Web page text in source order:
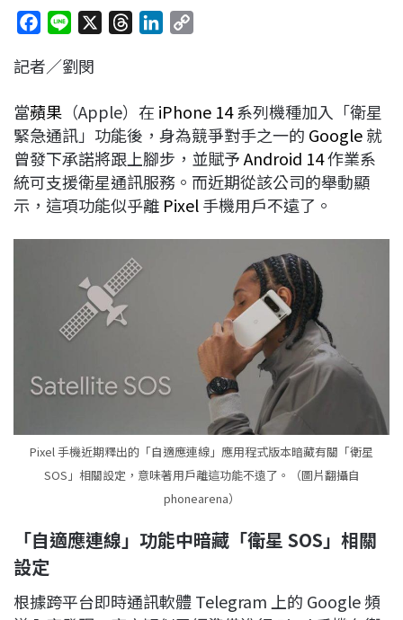
c
b
o
o
k
n
d
s
e
d
I
n
L
i
n
k
記者／劉閔
當蘋果 （Apple）在 iPhone 14系列機種加入「衛星
緊急通訊」功能後，身為競爭對手之一的 Google就
曾發下承諾將跟上腳步，並賦予Android 14作業系
統可支援衛星通訊服務。而近期從該公司的舉動顯
示，這項功能似乎離 Pixel手機用戶不遠了。
Pixel 手機近期釋出的「自適應連線」應用程式版本暗藏有關「衛星
SOS」相關設定，意味著用戶離這功能不遠了。（圖片翻攝自
phonearena）
「自適應連線」功能中暗藏「衛星 SOS」相關
設定
根據跨平台即時通訊軟體 Telegram 上的 Google 頻